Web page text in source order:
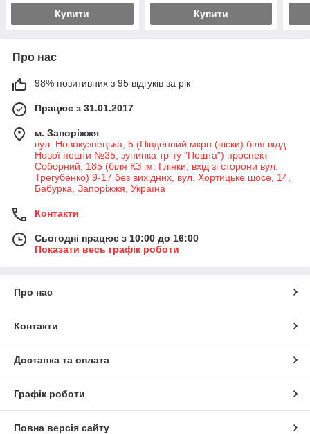
Купити Купити
Про нас
98% позитивних з 95 відгуків за рік
Працює з 31.01.2017
м. Запоріжжя
вул. Новокузнецька, 5 (Південний мкрн (піски) біля відд.
Нової пошти №35, зупинка тр-ту "Пошта") проспект
Соборний, 185 (біля КЗ ім. Глінки, вхід зі сторони вул.
Трегубенко) 9-17 без вихідних, вул. Хортицьке шосе, 14,
Бабурка, Запоріжжя, Україна
Контакти
Сьогодні працює з 10:00 до 16:00
Показати весь графік роботи
Про нас
Контакти
Доставка та оплата
Графік роботи
Повна версія сайту